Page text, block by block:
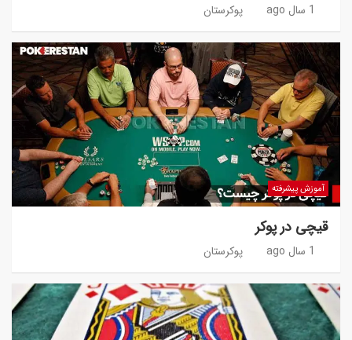
1 سال ago پوکرستان
آموزش پیشرفته
قیچی در پوکر
1 سال ago پوکرستان